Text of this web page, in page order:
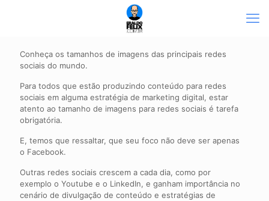
Conheça os tamanhos de imagens das principais redes
sociais do mundo.
Para todos que estão produzindo conteúdo para redes
sociais em alguma estratégia de marketing digital, estar
atento ao tamanho de imagens para redes sociais é tarefa
obrigatória.
E, temos que ressaltar, que seu foco não deve ser apenas
o Facebook.
Outras redes sociais crescem a cada dia, como por
exemplo o Youtube e o LinkedIn, e ganham importância no
cenário de divulgação de conteúdo e estratégias de